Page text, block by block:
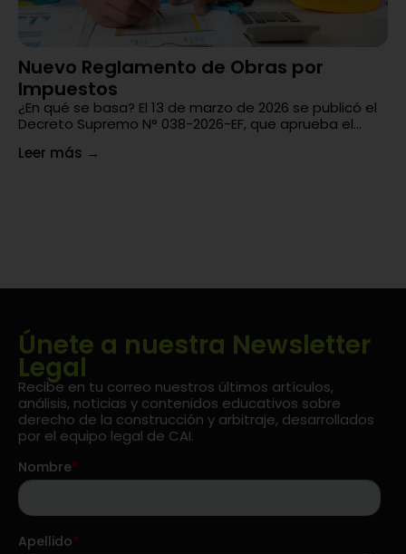
Nuevo Reglamento de Obras por
Impuestos
¿En qué se basa? El 13 de marzo de 2026 se publicó el
Decreto Supremo N° 038-2026-EF, que aprueba el...
Leer más →
Únete a nuestra Newsletter
Legal
Recibe en tu correo nuestros últimos artículos,
análisis, noticias y contenidos educativos sobre
derecho de la construcción y arbitraje, desarrollados
por el equipo legal de CAI.